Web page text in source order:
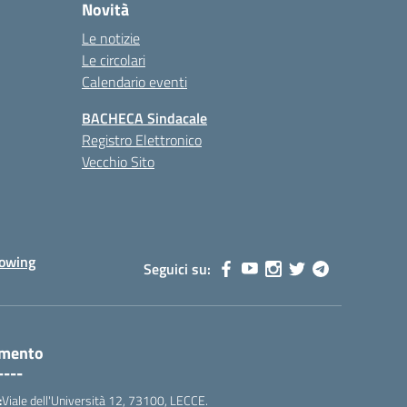
Novità
Le notizie
Le circolari
Calendario eventi
BACHECA Sindacale
Registro Elettronico
Vecchio Sito
Seguici su:
Viale dell'Università 12, 73100, LECCE.